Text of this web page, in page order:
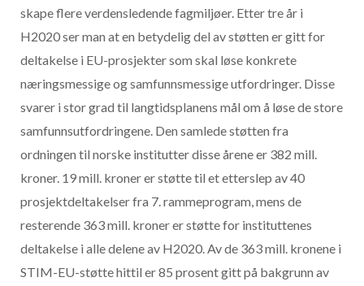
skape flere verdensledende fagmiljøer. Etter tre år i
H2020 ser man at en betydelig del av støtten er gitt for
deltakelse i EU-prosjekter som skal løse konkrete
næringsmessige og samfunnsmessige utfordringer. Disse
svarer i stor grad til langtidsplanens mål om å løse de store
samfunnsutfordringene. Den samlede støtten fra
ordningen til norske institutter disse årene er 382 mill.
kroner. 19 mill. kroner er støtte til et etterslep av 40
prosjektdeltakelser fra 7. rammeprogram, mens de
resterende 363 mill. kroner er støtte for instituttenes
deltakelse i alle delene av H2020. Av de 363 mill. kronene i
STIM-EU-støtte hittil er 85 prosent gitt på bakgrunn av